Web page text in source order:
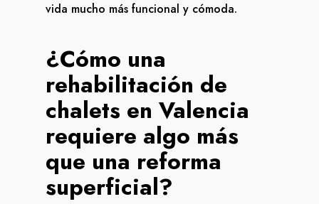
vida mucho más funcional y cómoda.
¿Cómo una
rehabilitación de
chalets en Valencia
requiere algo más
que una reforma
superficial?